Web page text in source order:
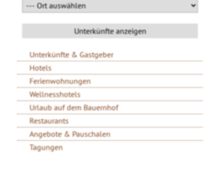
Unterkünfte & Gastgeber
Hotels
Ferienwohnungen
Wellnesshotels
Urlaub auf dem Bauernhof
Restaurants
Angebote & Pauschalen
Tagungen